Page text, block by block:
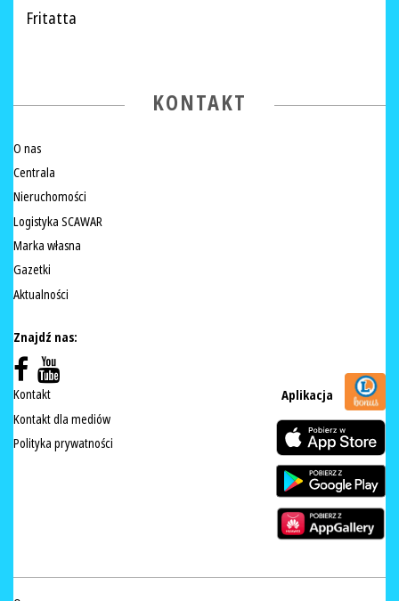
Fritatta
KONTAKT
O nas
Centrala
Nieruchomości
Logistyka SCAWAR
Marka własna
Gazetki
Aktualności
Znajdź nas:
Kontakt
Kontakt dla mediów
Polityka prywatności
Aplikacja